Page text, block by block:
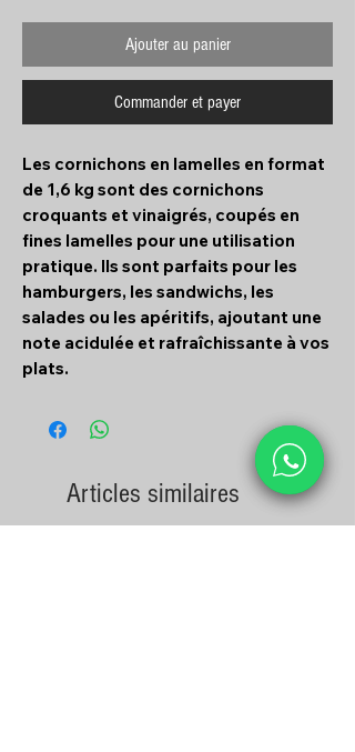
Ajouter au panier
Commander et payer
Les cornichons en lamelles en format
de 1,6 kg sont des cornichons
croquants et vinaigrés, coupés en
fines lamelles pour une utilisation
pratique. Ils sont parfaits pour les
hamburgers, les sandwichs, les
salades ou les apéritifs, ajoutant une
note acidulée et rafraîchissante à vos
plats.
Articles similaires